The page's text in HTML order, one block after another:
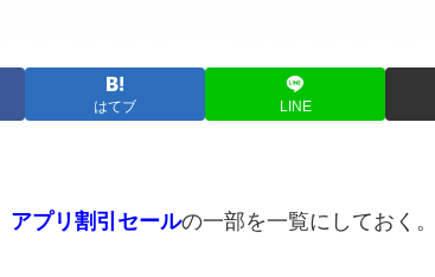
はてブ LINE
アプリ割引セールの一部を一覧にしておく。